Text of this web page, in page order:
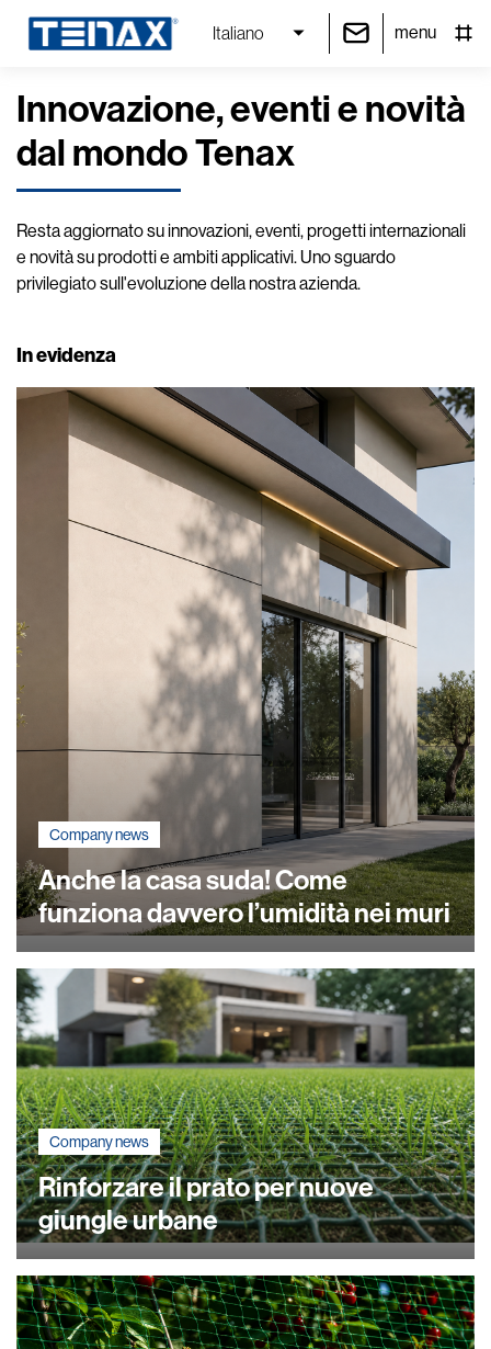
Italiano menu
Innovazione, eventi e novità
dal mondo Tenax
Resta aggiornato su innovazioni, eventi, progetti internazionali
e novità su prodotti e ambiti applicativi. Uno sguardo
privilegiato sull'evoluzione della nostra azienda.
In evidenza
Company news
Anche la casa suda! Come
funziona davvero l’umidità nei muri
Company news
Rinforzare il prato per nuove
giungle urbane